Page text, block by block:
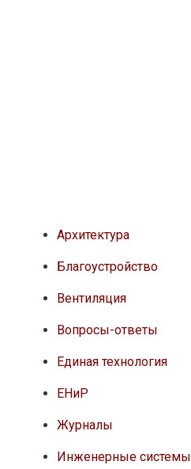
Архитектура
Благоустройство
Вентиляция
Вопросы-ответы
Единая технология
ЕНиР
Журналы
Инженерные системы